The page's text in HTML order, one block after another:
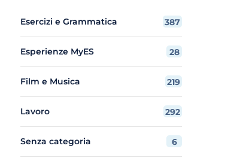
Esercizi e Grammatica 387
Esperienze MyES 28
Film e Musica 219
Lavoro 292
Senza categoria 6